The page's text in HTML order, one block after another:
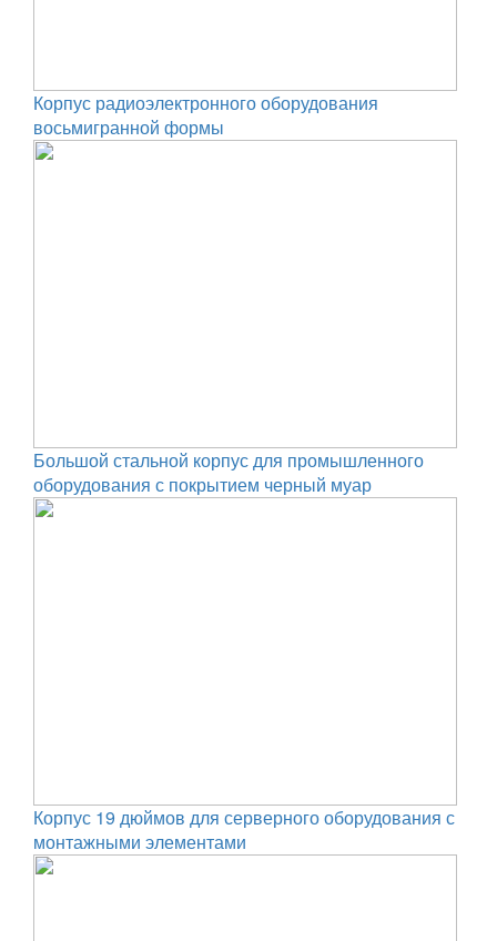
Корпус радиоэлектронного оборудования
восьмигранной формы
Большой стальной корпус для промышленного
оборудования с покрытием черный муар
Корпус 19 дюймов для серверного оборудования с
монтажными элементами